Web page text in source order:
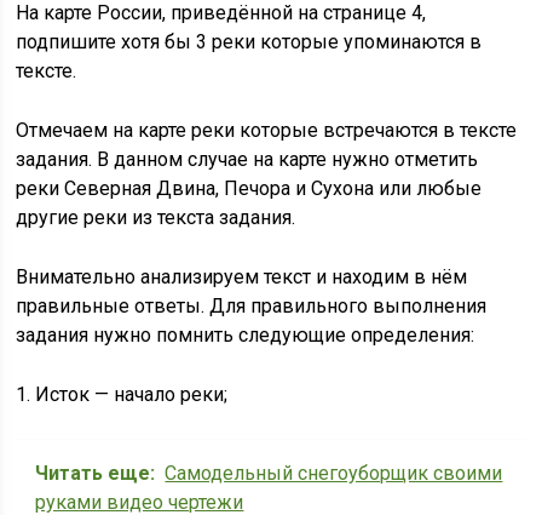
На карте России, приведённой на странице 4,
подпишите хотя бы 3 реки которые упоминаются в
тексте.
Отмечаем на карте реки которые встречаются в тексте
задания. В данном случае на карте нужно отметить
реки Северная Двина, Печора и Сухона или любые
другие реки из текста задания.
Внимательно анализируем текст и находим в нём
правильные ответы. Для правильного выполнения
задания нужно помнить следующие определения:
1. Исток — начало реки;
Читать еще: Самодельный снегоуборщик своими
руками видео чертежи